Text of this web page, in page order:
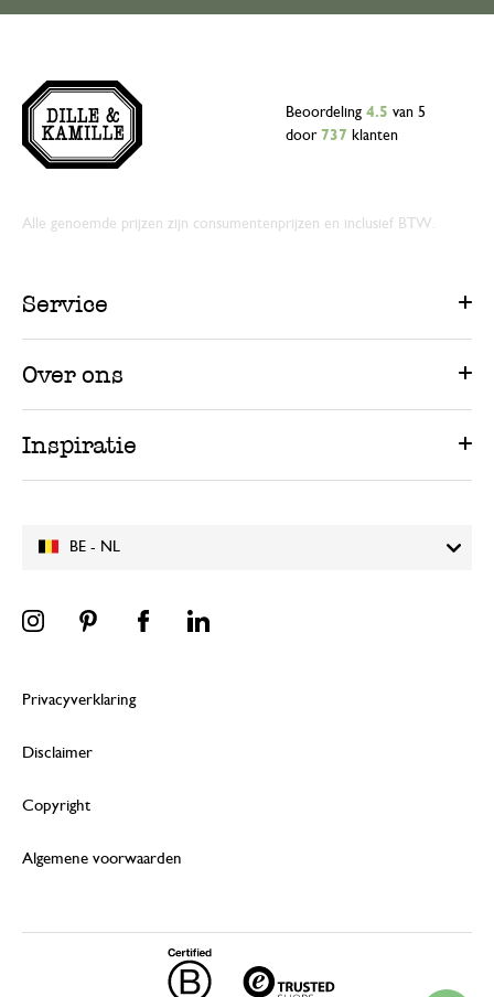
BE - NL
Beoordeling 4.5 van 5
door 737 klanten
Alle genoemde prijzen zijn consumentenprijzen en inclusief BTW.
Service
Over ons
Inspiratie
Privacyverklaring
Disclaimer
Copyright
Algemene voorwaarden